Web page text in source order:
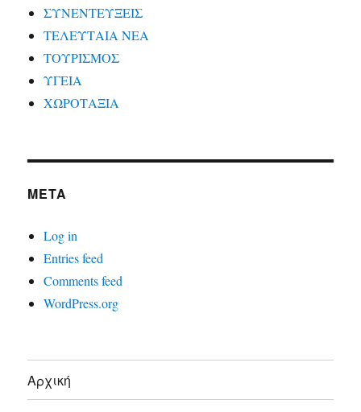
ΣΥΝΕΝΤΕΥΞΕΙΣ
ΤΕΛΕΥΤΑΙΑ ΝΕΑ
ΤΟΥΡΙΣΜΟΣ
ΥΓΕΙΑ
ΧΩΡΟΤΑΞΙΑ
META
Log in
Entries feed
Comments feed
WordPress.org
Αρχική